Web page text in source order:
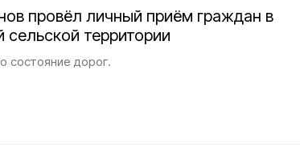
провёл личный приём граждан в
территории
состояние дорог.